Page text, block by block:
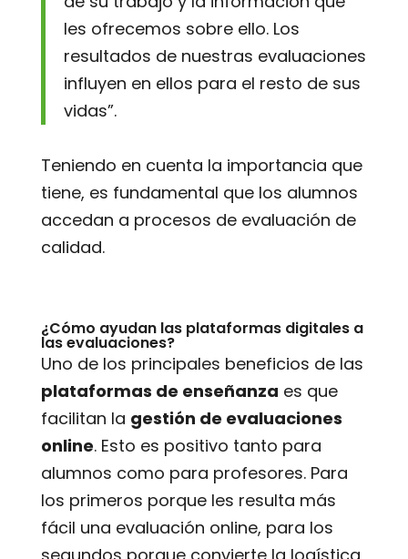
les ofrecemos sobre ello. Los
resultados de nuestras evaluaciones
influyen en ellos para el resto de sus
vidas”.
Teniendo en cuenta la importancia que
tiene, es fundamental que los alumnos
accedan a procesos de evaluación de
calidad.
¿Cómo ayudan las plataformas digitales a
las evaluaciones?
Uno de los principales beneficios de las
plataformas de enseñanza es que
facilitan la gestión de evaluaciones
online. Esto es positivo tanto para
alumnos como para profesores. Para
los primeros porque les resulta más
fácil una evaluación online, para los